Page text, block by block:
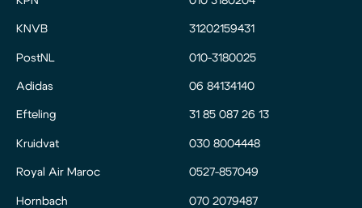
KNVB
PostNL
Adidas
Efteling
Kruidvat
Royal Air Maroc
Hornbach
31202159431
010-3180025
06 84134140
31 85 087 26 13
030 8004448
0527-857049
070 2079487